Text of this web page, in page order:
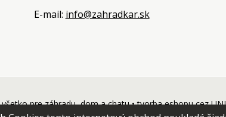
E-mail: info@zahradkar.sk
pre záhradu, dom a chatu •tvorba eshopu cez